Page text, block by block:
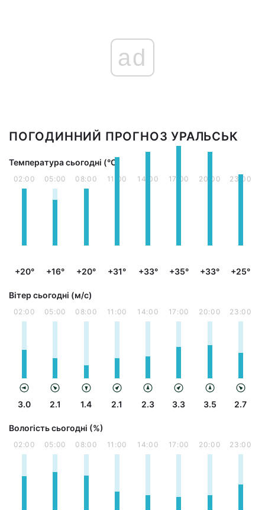
ad
ПОГОДИННИЙ ПРОГНОЗ УРАЛЬСЬК
Температура сьогодні (°С)
02:00
+20°
05:00
+16°
08:00
+20°
11:00
+31°
14:00
+33°
17:00
+35°
20:00
+33°
23:00
+25°
Вітер сьогодні (м/с)
02:00
3.0
05:00
2.1
08:00
1.4
11:00
2.1
14:00
2.3
17:00
3.3
20:00
3.5
23:00
2.7
Вологість сьогодні (%)
02:00 05:00 08:00 11:00 14:00 17:00 20:00 23:00